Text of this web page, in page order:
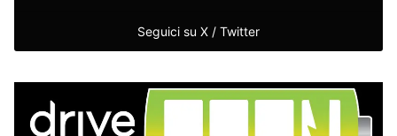
Seguici su X / Twitter